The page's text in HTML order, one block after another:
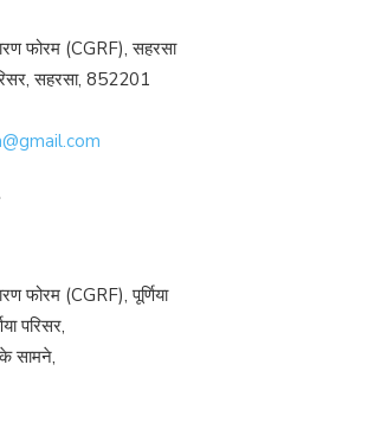
फोरम (CGRF), सहरसा
सहरसा, 852201
फोरम (CGRF), पूर्णिया
परिसर,
सामने,